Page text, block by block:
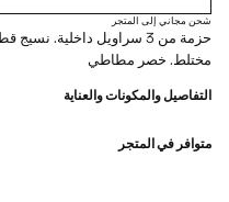
شحن مجاني إلى المتجر
حزمة من 3 سراويل
مختلط. خصر مطاطي
التفاصيل والمكونات والعناية
متوافر في المتجر